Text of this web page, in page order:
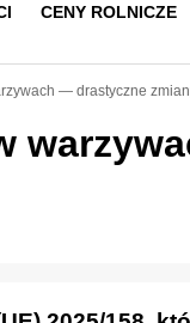
CENY ROLNICZE
— drastyczne